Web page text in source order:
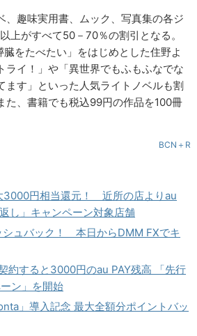
、趣味実用書、ムック、写真集の各ジ
上がすべて50－70％の割引となる。
をたべたい」をはじめとした住野よ
ライ！」や「異世界でもふもふなでな
ます」といった人気ライトノベルも割
た、書籍でも税込99円の作品を100冊
BCN＋R
3000円相当還元！ 近所の店よりau
し」キャンペーン対象店舗
シュバック！ 本日からDMM FXでキ
約すると3000円のau PAY残高 「先行
ン」を開始
」導入記念 最大全額分ポイントバッ